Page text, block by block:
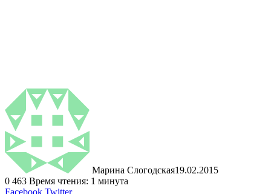
Марина Слогодская19.02.2015
0 463 Время чтения: 1 минута
Facebook TwitterLinkedIn
Tumblr
Pinterest
Reddit
ВКонтакте
Поделиться
Печатать